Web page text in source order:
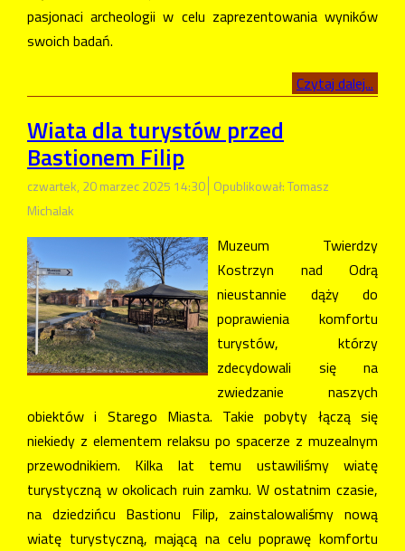
pasjonaci archeologii w celu zaprezentowania wyników
swoich badań.
Czytaj dalej...
Wiata dla turystów przed
Bastionem Filip
czwartek, 20 marzec 2025 14:30 Opublikował: Tomasz
Michalak
Muzeum Twierdzy
Kostrzyn nad Odrą
nieustannie dąży do
poprawienia komfortu
turystów, którzy
zdecydowali się na
zwiedzanie naszych
obiektów i Starego Miasta. Takie pobyty łączą się
niekiedy z elementem relaksu po spacerze z muzealnym
przewodnikiem. Kilka lat temu ustawiliśmy wiatę
turystyczną w okolicach ruin zamku. W ostatnim czasie,
na dziedzińcu Bastionu Filip, zainstalowaliśmy nową
wiatę turystyczną, mającą na celu poprawę komfortu